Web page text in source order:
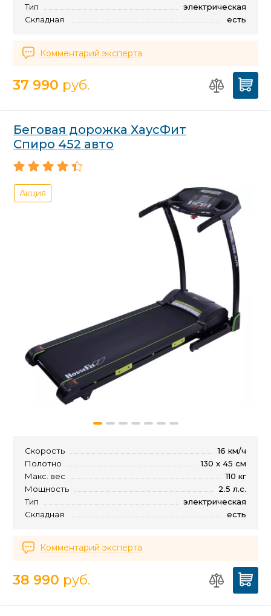
Тип
электрическая
Складная
есть
Комментарий эксперта
37 990 руб.
Беговая дорожка ХаусФит
Спиро 452 авто
Акция
Скорость
16 км/ч
Полотно
130 х 45 см
Макс. вес
110 кг
Мощность
2.5 л.с.
Тип
электрическая
Складная
есть
Комментарий эксперта
38 990 руб.